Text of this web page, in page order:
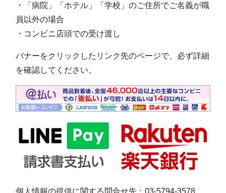
・「病院」「ホテル」「学校」のご住所でご名義が職
員以外の場合
・コンビニ店頭での受け渡し
バナーをクリックしたリンク先のページで、必ず詳細
を確認してください。